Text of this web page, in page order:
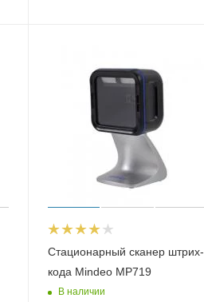
Стационарный сканер штрих-
кода Mindeo MP719
В наличии